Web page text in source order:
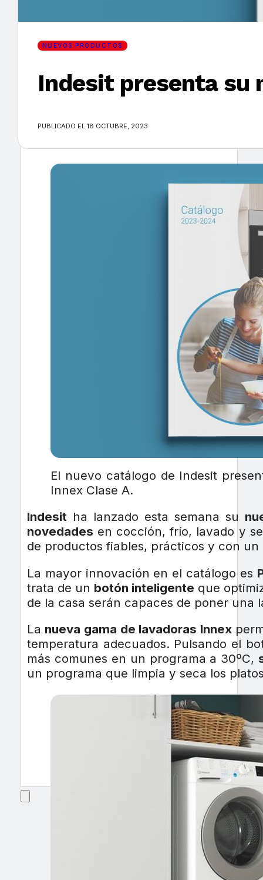
Encuentra tu noticia
NUEVOS PRODUCTOS
Indesit presenta su
PUBLICADO EL 18 OCTUBRE, 2023
El nuevo catálogo de Indesit
Innex Clase A.
Indesitha lanzado esta semana su
novedades en cocción, frío, lavado y
de productos fiables, prácticos y con un
La mayor innovación en el catálogo es
trata de un botón inteligente que
de la casa serán capaces de poner una
La nueva gama de lavadoras Innex
temperatura adecuados. Pulsando el
más comunes en un programa a 30ºC,
un programa que limpia y seca los